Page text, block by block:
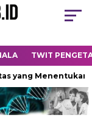
TWIT
Menentukan